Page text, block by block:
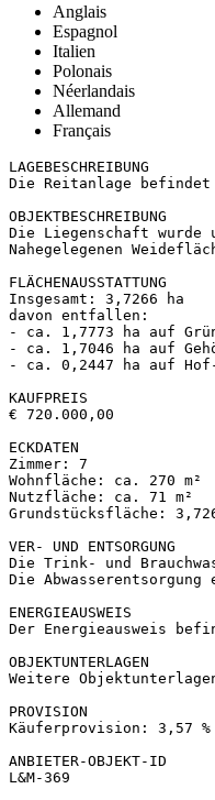
Anglais
Espagnol
Italien
Polonais
Néerlandais
Allemand
Français
LAGEBESCHREIBUNG
Die Reitanlage
OBJEKTBESCHREIBUNG
Die Liegenschaft
Nahegelegenen
FLÄCHENAUSSTATTUNG
Insgesamt: 3,7266 ha
davon entfallen:
- ca. 1,7773 ha auf
- ca. 1,7046 ha auf
- ca. 0,2447 ha auf Hof-
KAUFPREIS
€ 720.000,00
ECKDATEN
Zimmer: 7
Wohnfläche: ca. 270 m²
Nutzfläche: ca. 71 m²
Grundstücksfläche:
VER- UND ENTSORGUNG
Die Trink- und
Die
ENERGIEAUSWEIS
Der Energieausweis
OBJEKTUNTERLAGEN
Weitere
PROVISION
Käuferprovision: 3,57
ANBIETER-OBJEKT-ID
L&M-369